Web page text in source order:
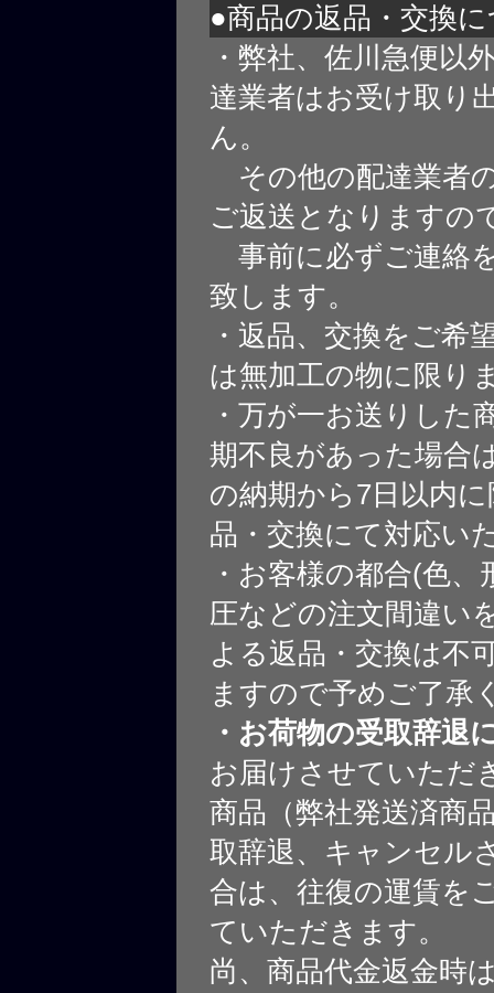
●商品の返品・交換
・弊社、佐川急便以
達業者はお受け取り
ん。
その他の配達業者
ご返送となりますの
事前に必ずご連絡
致します。
・返品、交換をご希
は無加工の物に限り
・万が一お送りした
期不良があった場合
の納期から7日以内
品・交換にて対応い
・お客様の都合(色、
圧などの注文間違い
よる返品・交換は不
ますので予めご了承
・お荷物の受取辞退
お届けさせていただ
商品（弊社発送済商
取辞退、キャンセル
合は、往復の運賃を
ていただきます。
尚、商品代金返金時